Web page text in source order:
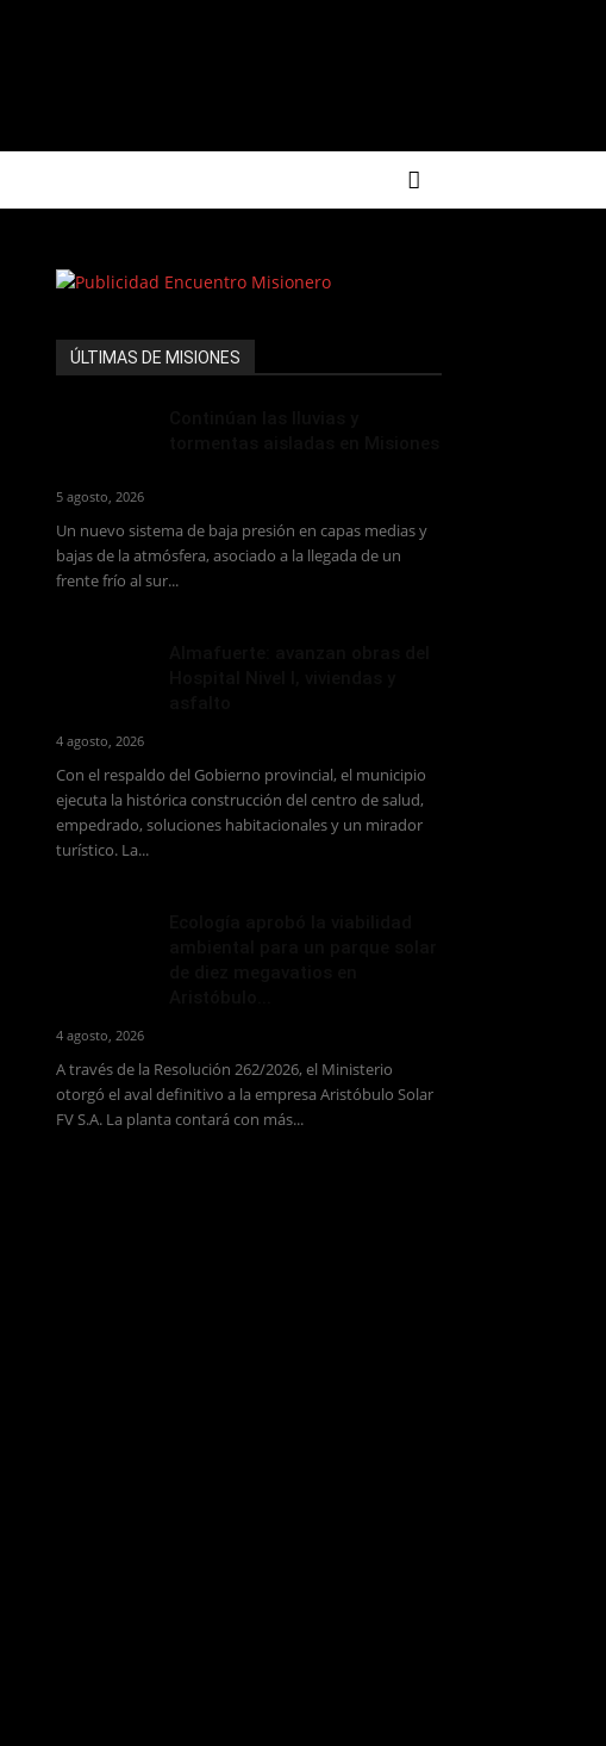
ÚLTIMAS DE MISIONES
5 agosto, 2026
Un nuevo sistema de baja presión en capas medias y
bajas de la atmósfera, asociado a la llegada de un
frente frío al sur...
4 agosto, 2026
Con el respaldo del Gobierno provincial, el municipio
ejecuta la histórica construcción del centro de salud,
empedrado, soluciones habitacionales y un mirador
turístico. La...
4 agosto, 2026
A través de la Resolución 262/2026, el Ministerio
otorgó el aval definitivo a la empresa Aristóbulo Solar
FV S.A. La planta contará con más...